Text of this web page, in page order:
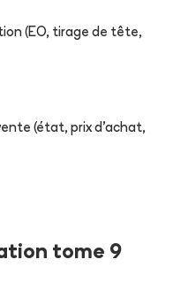
(EO, tirage de tête,
(état, prix d'achat,
tome 9